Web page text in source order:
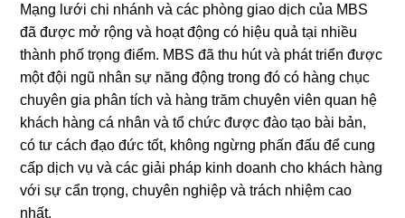
Mạng lưới chi nhánh và các phòng giao dịch của MBS
đã được mở rộng và hoạt động có hiệu quả tại nhiều
thành phố trọng điểm. MBS đã thu hút và phát triển được
một đội ngũ nhân sự năng động trong đó có hàng chục
chuyên gia phân tích và hàng trăm chuyên viên quan hệ
khách hàng cá nhân và tổ chức được đào tạo bài bản,
có tư cách đạo đức tốt, không ngừng phấn đấu để cung
cấp dịch vụ và các giải pháp kinh doanh cho khách hàng
với sự cẩn trọng, chuyên nghiệp và trách nhiệm cao
nhất.